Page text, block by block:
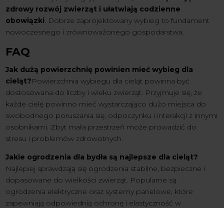
zdrowy rozwój zwierząt i ułatwiają codzienne
obowiązki. Dobrze zaprojektowany wybieg to fundament
nowoczesnego i zrównoważonego gospodarstwa.
FAQ
Jak dużą powierzchnię powinien mieć wybieg dla
cieląt?Powierzchnia wybiegu dla cieląt powinna być
dostosowana do liczby i wieku zwierząt. Przyjmuje się, że
każde cielę powinno mieć wystarczająco dużo miejsca do
swobodnego poruszania się, odpoczynku i interakcji z innymi
osobnikami. Zbyt mała przestrzeń może prowadzić do
stresu i problemów zdrowotnych.
Jakie ogrodzenia dla bydła są najlepsze dla cieląt?
Najlepiej sprawdzają się ogrodzenia stabilne, bezpieczne i
dopasowane do wielkości zwierząt. Popularne są
ogrodzenia elektryczne oraz systemy panelowe, które
zapewniają odpowiednią ochronę i elastyczność w